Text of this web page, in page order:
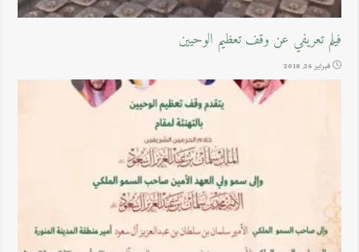
فيلم تعريفي عن وقف تعظيم الوحيين
فبراير 26, 2018